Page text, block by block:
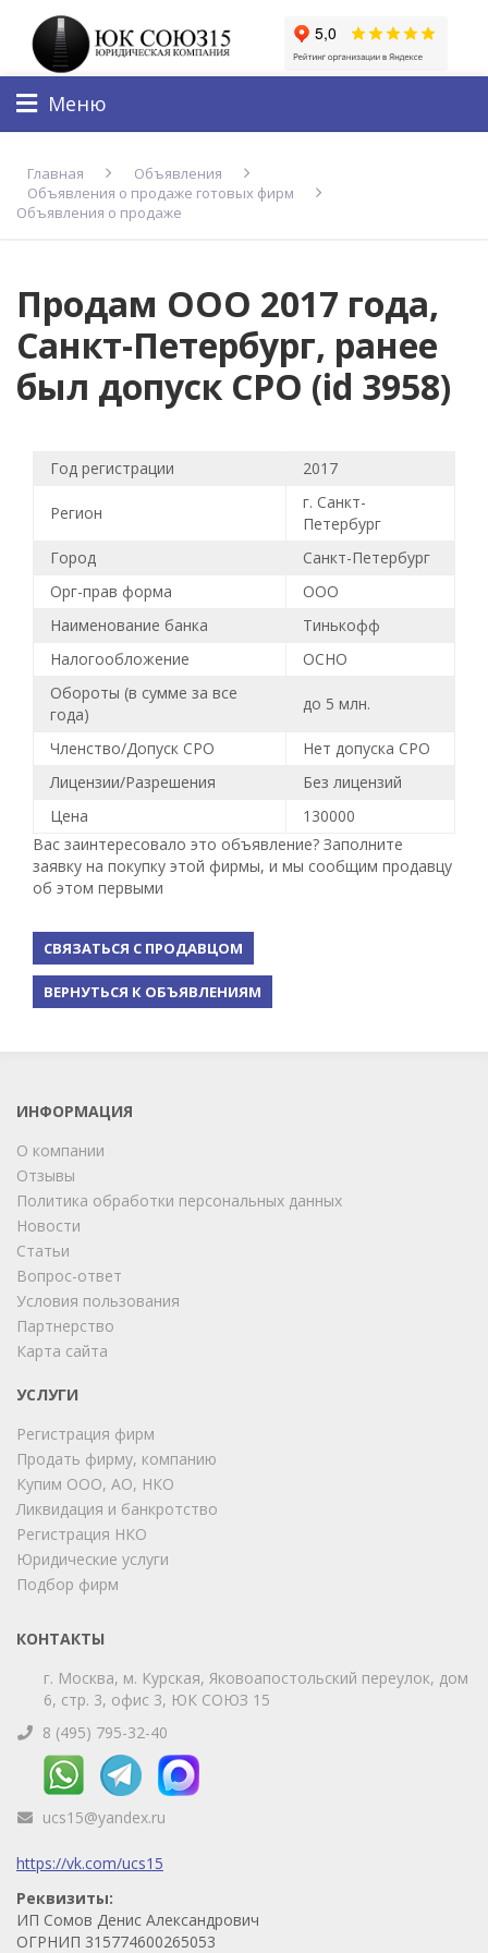
Меню
Главная
Объявления
Объявления о продаже готовых фирм
Объявления о продаже
Продам ООО 2017 года,
Санкт-Петербург, ранее
был допуск СРО (id 3958)
Год регистрации 2017
Регион
г. Санкт-
Петербург
Город
Санкт-Петербург
Орг-прав форма
ООО
Наименование банка
Тинькофф
Налогообложение
ОСНО
Обороты (в сумме за все
года)
до 5 млн.
Членство/Допуск СРО
Нет допуска СРО
Лицензии/Разрешения
Без лицензий
Цена
130000
Вас заинтересовало это объявление? Заполните
заявку на покупку этой фирмы, и мы сообщим продавцу
об этом первыми
СВЯЗАТЬСЯ С ПРОДАВЦОМ
ВЕРНУТЬСЯ К ОБЪЯВЛЕНИЯМ
ИНФОРМАЦИЯ
О компании
Отзывы
Политика обработки персональных данных
Новости
Статьи
Вопрос-ответ
Условия пользования
Партнерство
Карта сайта
УСЛУГИ
Регистрация фирм
Продать фирму, компанию
Купим ООО, АО, НКО
Ликвидация и банкротство
Регистрация НКО
Юридические услуги
Подбор фирм
КОНТАКТЫ
г. Москва, м. Курская, Яковоапостольский переулок, дом
6, стр. 3, офис 3, ЮК СОЮЗ 15
8 (495) 795-32-40
ucs15@yandex.ru
https://vk.com/ucs15
Реквизиты:
ИП Сомов Денис Александрович
ОГРНИП 315774600265053
Мы на связи!
Позвоните нам или свяжитесь с нами через любой
удобный мессенджер!
Telegram